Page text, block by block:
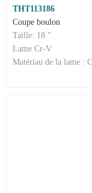
THT113186
Coupe boulon
Taille: 18 "
Lame Cr-V
Matériau de la lame :